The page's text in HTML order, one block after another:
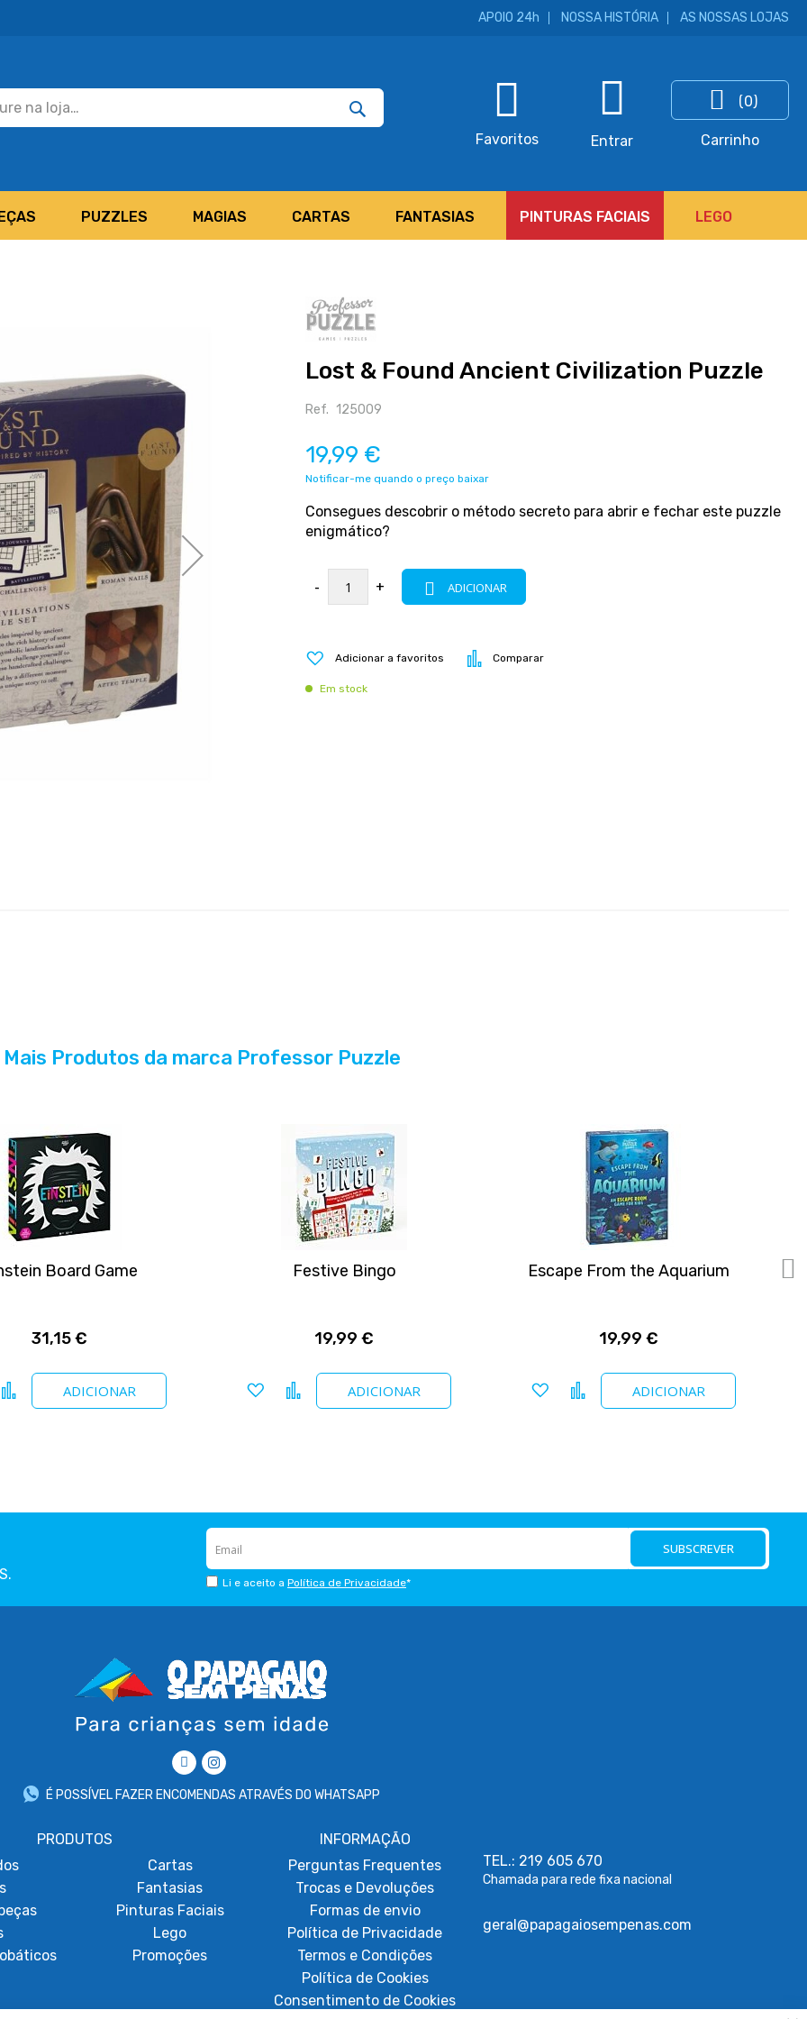
APOIO 24h NOSSA HISTÓRIA AS NOSSAS LOJAS
Pesquisar Pesquisar
Favoritos Entrar
(0)
Carrinho
PUZZLES MAGIAS CARTAS FANTASIAS PINTURAS FACIAIS LEGO
Lost & Found Ancient Civilization Puzzle
Ref. 125009
19,99 €
Notificar-me quando o preço baixar
Consegues descobrir o método secreto para abrir e fechar este puzzle
enigmático?
- + ADICIONAR
Adicionar a favoritos Comparar
Em stock
Mais Produtos da marca Professor Puzzle
Board Game
31,15 €
ADICIONAR
a favoritos
Comparar
Festive Bingo
19,99 €
ADICIONAR
Adicionar a favoritos
Comparar
Escape From the Aquarium
19,99 €
ADICIONAR
Adicionar a favoritos
Comparar
SUBSCREVER
Li e aceito a Política de Privacidade*
É POSSÍVEL FAZER ENCOMENDAS ATRAVÉS DO WHATSAPP
PRODUTOS
Cartas
Fantasias
Pinturas Faciais
Lego
Promoções
INFORMAÇÃO
Perguntas Frequentes
Trocas e Devoluções
Formas de envio
Política de Privacidade
Termos e Condições
Política de Cookies
Consentimento de Cookies
TEL.: 219 605 670
Chamada para rede fixa nacional
geral@papagaiosempenas.com